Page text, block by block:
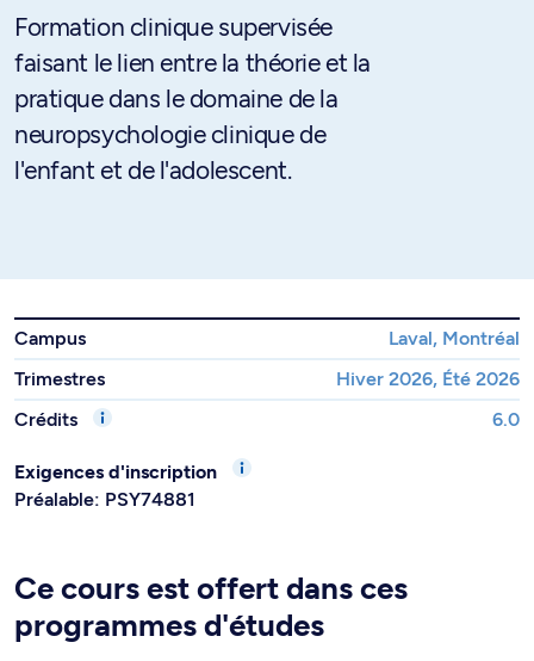
Formation clinique supervisée
faisant le lien entre la théorie et la
pratique dans le domaine de la
neuropsychologie clinique de
l'enfant et de l'adolescent.
Campus
Laval, Montréal
Trimestres
Hiver 2026, Été 2026
Crédits
6.0
Exigences d'inscription
Préalable: PSY74881
Ce cours est offert dans ces
programmes d'études